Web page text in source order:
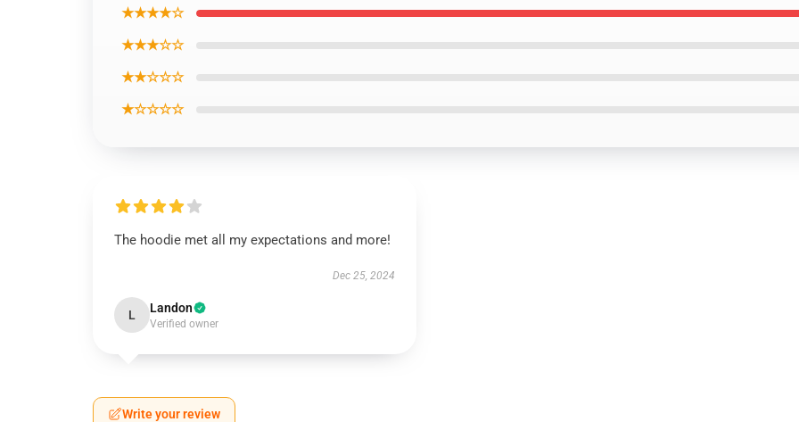
★★★★☆
★★★☆☆
★★☆☆☆
★☆☆☆☆
The hoodie met all my expectations and more!
Dec 25, 2024
L Landon
Verified owner
Write your review